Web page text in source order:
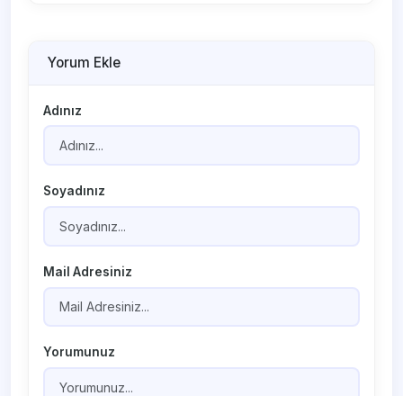
Yorum Ekle
Adınız
Soyadınız
Mail Adresiniz
Yorumunuz